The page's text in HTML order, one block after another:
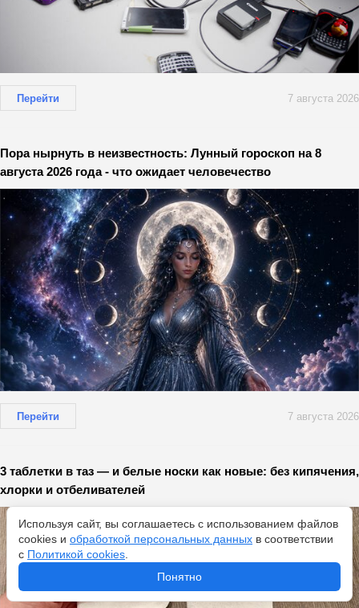
Перейти 7 августа 2026
Пора нырнуть в неизвестность: Лунный гороскоп на 8
августа 2026 года - что ожидает человечество
Перейти 7 августа 2026
3 таблетки в таз — и белые носки как новые: без кипячения,
хлорки и отбеливателей
Используя сайт, вы соглашаетесь с использованием файлов
cookies и обработкой персональных данных в соответствии
с Политикой cookies
Понятно